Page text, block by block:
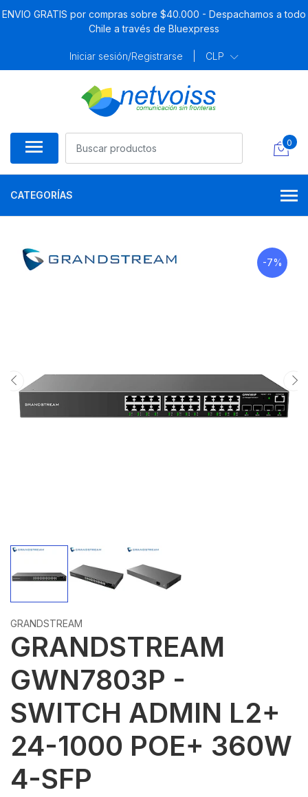
ENVIO GRATIS por compras sobre $40.000 - Despachamos a todo
Chile a través de Bluexpress
Iniciar sesión/Registrarse CLP
0
CATEGORÍAS
-7%
GRANDSTREAM
GRANDSTREAM
GWN7803P -
SWITCH ADMIN L2+
24-1000 POE+ 360W
4-SFP